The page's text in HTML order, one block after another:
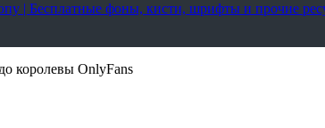
| Бесплатные фоны, кисти, шрифты и прочие
королевы OnlyFans